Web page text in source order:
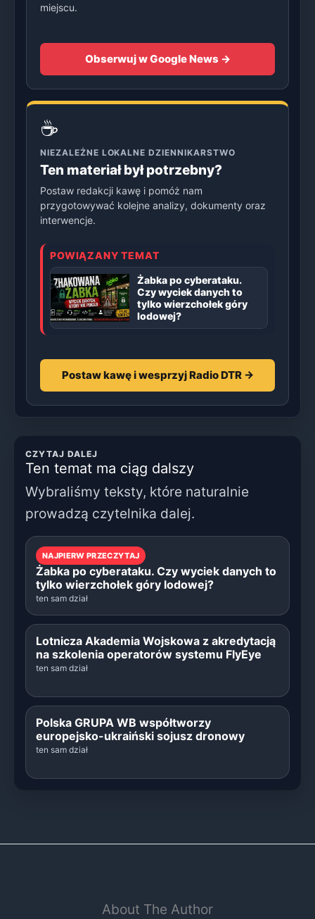
miejscu.
Obserwuj w Google News →
☕
NIEZALEŻNE LOKALNE DZIENNIKARSTWO
Ten materiał był potrzebny?
Postaw redakcji kawę i pomóż nam
przygotowywać kolejne analizy, dokumenty oraz
interwencje.
POWIĄZANY TEMAT
Żabka po cyberataku.
Czy wyciek danych to
tylko wierzchołek góry
lodowej?
Postaw kawę i wesprzyj Radio DTR →
CZYTAJ DALEJ
Ten temat ma ciąg dalszy
Wybraliśmy teksty, które naturalnie
prowadzą czytelnika dalej.
NAJPIERW PRZECZYTAJ
Żabka po cyberataku. Czy wyciek danych to
tylko wierzchołek góry lodowej?
ten sam dział
Lotnicza Akademia Wojskowa z akredytacją
na szkolenia operatorów systemu FlyEye
ten sam dział
Polska GRUPA WB współtworzy
europejsko-ukraiński sojusz dronowy
ten sam dział
About The Author